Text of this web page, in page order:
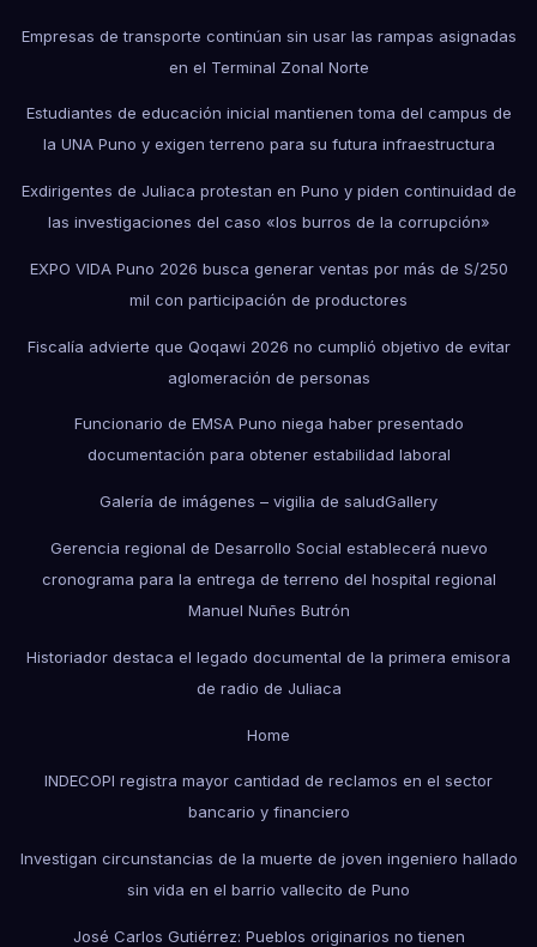
Empresas de transporte continúan sin usar las rampas asignadas
en el Terminal Zonal Norte
Estudiantes de educación inicial mantienen toma del campus de
la UNA Puno y exigen terreno para su futura infraestructura
Exdirigentes de Juliaca protestan en Puno y piden continuidad de
las investigaciones del caso «los burros de la corrupción»
EXPO VIDA Puno 2026 busca generar ventas por más de S/250
mil con participación de productores
Fiscalía advierte que Qoqawi 2026 no cumplió objetivo de evitar
aglomeración de personas
Funcionario de EMSA Puno niega haber presentado
documentación para obtener estabilidad laboral
Galería de imágenes – vigilia de saludGallery
Gerencia regional de Desarrollo Social establecerá nuevo
cronograma para la entrega de terreno del hospital regional
Manuel Nuñes Butrón
Historiador destaca el legado documental de la primera emisora
de radio de Juliaca
Home
INDECOPI registra mayor cantidad de reclamos en el sector
bancario y financiero
Investigan circunstancias de la muerte de joven ingeniero hallado
sin vida en el barrio vallecito de Puno
José Carlos Gutiérrez: Pueblos originarios no tienen